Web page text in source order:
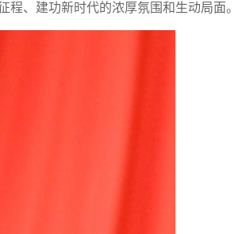
、建功新时代的浓厚氛围和生动局面。